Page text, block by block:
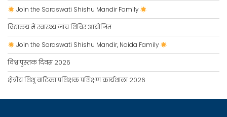
Join the Saraswati Shishu Mandir Family
विद्यालय में स्वास्थ्य जांच शिविर आयोजित
Join the Saraswati Shishu Mandir, Noida Family
विश्व पुस्तक दिवस 2026
क्षेत्रीय शिशु वाटिका प्रशिक्षक प्रशिक्षण कार्यशाला 2026